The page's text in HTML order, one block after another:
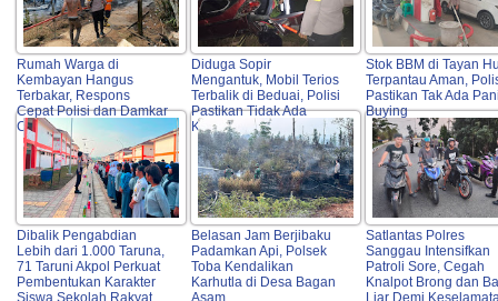
Rumah Warga di
Kembayan Hangus
Terbakar, Respons
Cepat Polisi dan Damkar
Cegah Api Meluas
Diduga Sopir
Mengantuk, Mobil Terios
Terbalik di Beduai, Polisi
Pastikan Tidak Ada
Korban Jiwa
Stok BBM di Tayan
Terpantau Aman,
Pastikan Tak Ada
Buying
Dibalik Pengabdian
Lebih dari 1.000 Taruna,
71 Taruni Akpol Perkuat
Pembentukan Karakter
Belasan Jam Berjibaku
Padamkan Api, Polsek
Toba Kendalikan
Karhutla di Desa Bagan
Satlantas Polres
Sanggau Intensifkan
Patroli Sore, Cegah
Knalpot Brong dan